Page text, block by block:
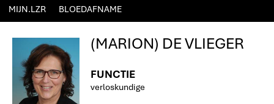
MIJN.LZR
BLOEDAFNAME
(MARION) DE VLIEGER
FUNCTIE
verloskundige